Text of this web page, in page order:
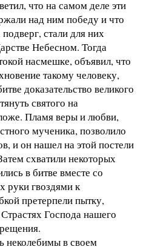
что на самом деле эти
над ним победу и что
стали для них
Небесном. Тогда
насмешке, объявил, что
такому человеку,
доказательство великого
святого на
Пламя веры и любви,
мученика, позволило
и он нашел на этой постели
схватили некоторых
в битве вместе со
руки гвоздями к
претерпели пытку,
Господа нашего
неколебимы в своем